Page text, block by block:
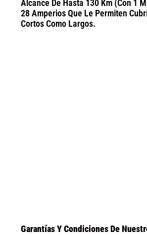
Alcance De Hasta 130 Km (con 1
28 Amperios Que Le Permiten
Cortos Como Largos.
Garantías Y Condiciones De